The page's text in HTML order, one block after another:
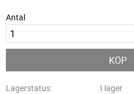
Antal
KÖP
Lagerstatus
I lager